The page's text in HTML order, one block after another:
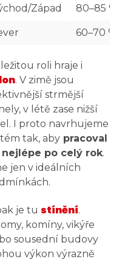
Západ 80–85 %
60–70 %
roli hraje i
. V zimě jsou
strmější
v létě zase nižší
I proto navrhujeme
tak, aby pracoval
nejlépe po celý rok.
jen v ideálních
je tu stínění.
komíny, vikýře
sousední budovy
výkon výrazně